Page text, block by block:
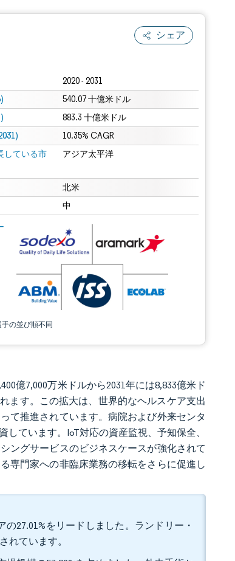
シェア
2020 - 2031
540.07 十億米ドル
883.3 十億米ドル
10.35% CAGR
している市
アジア太平洋
北米
中
の並び順不同
。再利用にはCC BY 4.0の表示が必要です。
億7,000万米ドルから2031年には8,833億米ド
ます。この拡大は、世界的なヘルスケア支出
て推進されています。病院および外来センタ
ています。IoT対応の資産監視、予知保全、
ングサービスのビジネスケースが強化されて
専門家への非臨床業務の移転をさらに促進し
27.01%をリードしました。ランドリー・
れています。